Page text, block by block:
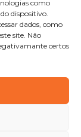
como
dispositivo.
dados, como
site. Não
certos
os direitos
e condições